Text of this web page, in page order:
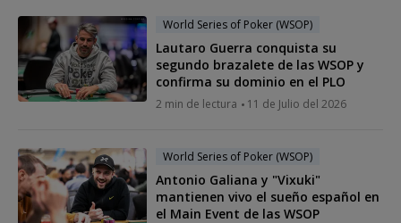
World Series of Poker (WSOP)
Lautaro Guerra conquista su
segundo brazalete de las WSOP y
confirma su dominio en el PLO
2 min de lectura 11 de Julio del 2026
World Series of Poker (WSOP)
Antonio Galiana y "Vixuki"
mantienen vivo el sueño español en
el Main Event de las WSOP